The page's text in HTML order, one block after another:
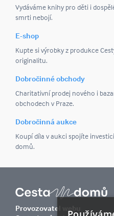
Vydáváme knihy pro děti i
smrti nebojí.
E-shop
Kupte si výrobky z produkce
originalitu.
Dobročinné obchody
Charitativní prodej nového i
obchodech v Praze.
Dobročinná aukce
Koupí díla v aukci spojíte
domů.
Provozovatel webu